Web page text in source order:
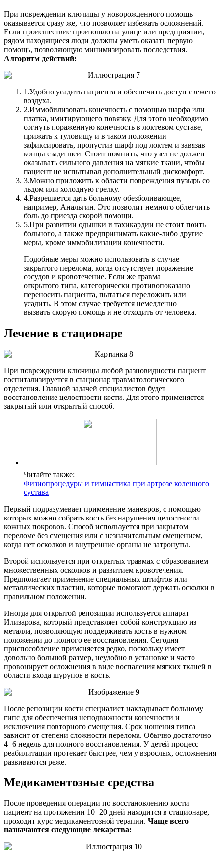
При повреждении ключицы у новорожденного помощь
оказывается сразу же, что позволяет избежать осложнений.
Если происшествие произошло на улице или предприятии,
рядом находящиеся люди должны уметь оказать первую
помощь, позволяющую минимизировать последствия.
Алгоритм действий:
1.Удобно усадить пациента и обеспечить доступ свежего
воздуха.
2.Иммобилизовать конечность с помощью шарфа или
платка, имитирующего повязку. Для этого необходимо
согнуть пораженную конечность в локтевом суставе,
прижать к туловищу и в таком положении
зафиксировать, пропустив шарф под локтем и завязав
концы сзади шеи. Стоит помнить, что узел не должен
оказывать сильного давления на мягкие ткани, чтобы
пациент не испытывал дополнительный дискомфорт.
3.Можно приложить к области повреждения пузырь со
льдом или холодную грелку.
4.Разрешается дать больному обезболивающее,
например, Анальгин. Это позволит немного облегчить
боль до приезда скорой помощи.
5.При развитии одышки и тахикардии не стоит поить
больного, а также предпринимать какие-либо другие
меры, кроме иммобилизации конечности.
Подобные меры можно использовать в случае
закрытого перелома, когда отсутствует поражение
сосудов и кровотечение. Если же травма
открытого типа, категорически противопоказано
переносить пациента, пытаться переложить или
усадить. В этом случае требуется немедленно
вызвать скорую помощь и не отходить от человека.
Лечение в стационаре
При повреждении ключицы любой разновидности пациент
госпитализируется в стационар травматологического
отделения. Главной задачей специалистов будет
восстановление целостности кости. Для этого применяется
закрытый или открытый способ.
Читайте также:
Физиопроцедуры и гимнастика при артрозе коленного
сустава
Первый подразумевает применение маневров, с помощью
которых можно собрать кость без нарушения целостности
кожных покровов. Способ используется при закрытом
переломе без смещения или с незначительным смещением,
когда нет осколков и внутренние органы не затронуты.
Второй используется при открытых травмах с образованием
множественных осколков и развитием кровотечения.
Предполагает применение специальных штифтов или
металлических пластин, которые помогают держать осколки в
правильном положении.
Иногда для открытой репозиции используется аппарат
Илизарова, который представляет собой конструкцию из
металла, позволяющую поддерживать кость в нужном
положении до полного ее восстановления. Сегодня
приспособление применяется редко, поскольку имеет
довольно большой размер, неудобно в установке и часто
провоцирует осложнения в виде воспаления мягких тканей в
области входа шурупов в кость.
После репозиции кости специалист накладывает больному
гипс для обеспечения неподвижности конечности и
исключения повторного смещения. Срок ношения гипса
зависит от степени сложности перелома. Обычно достаточно
4−6 недель для полного восстановления. У детей процесс
реабилитации протекает быстрее, чем у взрослых, осложнения
развиваются реже.
Медикаментозные средства
После проведения операции по восстановлению кости
пациент на протяжении 10−20 дней находится в стационаре,
проходит курс медикаментозной терапии. Чаще всего
назначаются следующие лекарства: